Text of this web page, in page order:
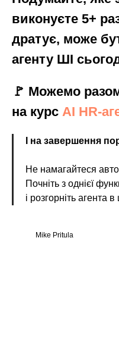
виконуєте 5+
дратує, може
агенту ШІ
🚩 Можемо
на курс AI HR-
І на завершення
Не намагайтеся
Почніть з однієї
і розгорніть агента
Mike Pritula